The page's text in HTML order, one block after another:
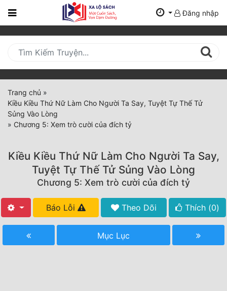
Trang
Mới
Cập
Nhật
(current)
BXH
Truyện Mới Ra
Hoàn Thành
Free
Đăng nhập
Trang chủ »
Kiều Kiều Thứ Nữ Làm Cho Người Ta Say, Tuyệt Tự Thế Tử
Sủng Vào Lòng
» Chương 5: Xem trò cười của đích tỷ
Kiều Kiều Thứ Nữ Làm Cho Người Ta Say,
Tuyệt Tự Thế Tử Sủng Vào Lòng
Chương 5: Xem trò cười của đích tỷ
Báo Lỗi Theo Dõi Thích (0)
Mục Lục